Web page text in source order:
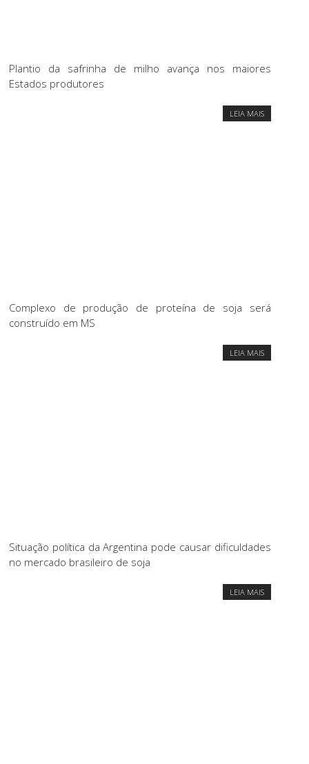
Plantio da safrinha de milho avança nos maiores
Estados produtores
LEIA MAIS
Complexo de produção de proteína de soja será
construído em MS
LEIA MAIS
Situação política da Argentina pode causar dificuldades
no mercado brasileiro de soja
LEIA MAIS